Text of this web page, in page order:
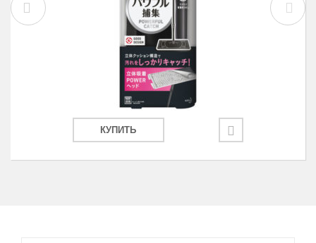
КУПИТЬ